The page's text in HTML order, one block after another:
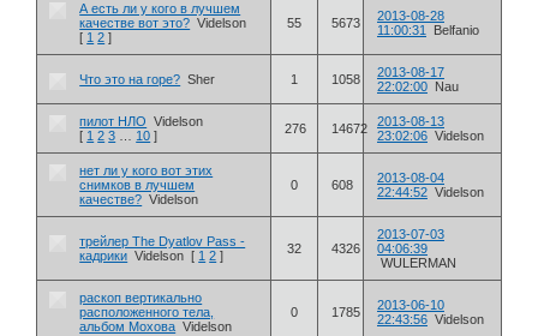
А есть ли у кого в лучшем
качестве вот это? Videlson
[ 1 2 ]
55 5673
2013-08-28
11:00:31
Belfanio
Что это на горе? Sher 1 1058
2013-08-17
22:02:00 Nau
пилот НЛО
Videlson
[ 1 2 3 10 ] 276 14672
2013-08-13
23:02:06 Videlson
нет ли у кого вот этих
снимков в лучшем
качестве? Videlson
0 608
2013-08-04
22:44:52 Videlson
трейлер The Dyatlov Pass -
кадрики Videlson [ 1 2 ] 32 4326
2013-07-03
04:06:39
WULERMAN
раскоп вертикально
расположенного тела,
альбом Мохова Videlson
0 1785
2013-06-10
22:43:56 Videlson